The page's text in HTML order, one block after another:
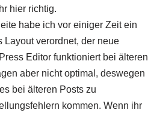
hier richtig.
habe ich vor einiger Zeit ein
Layout verordnet, der neue
Editor funktioniert bei älteren
aber nicht optimal, deswegen
bei älteren Posts zu
kommen. Wenn ihr